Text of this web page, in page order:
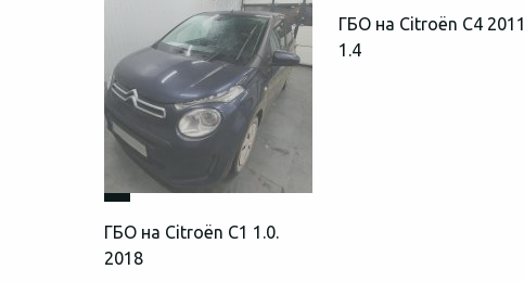
ГБО на Citroën C1 1.0.
2018
ГБО на Citroën C4 2011
1.4